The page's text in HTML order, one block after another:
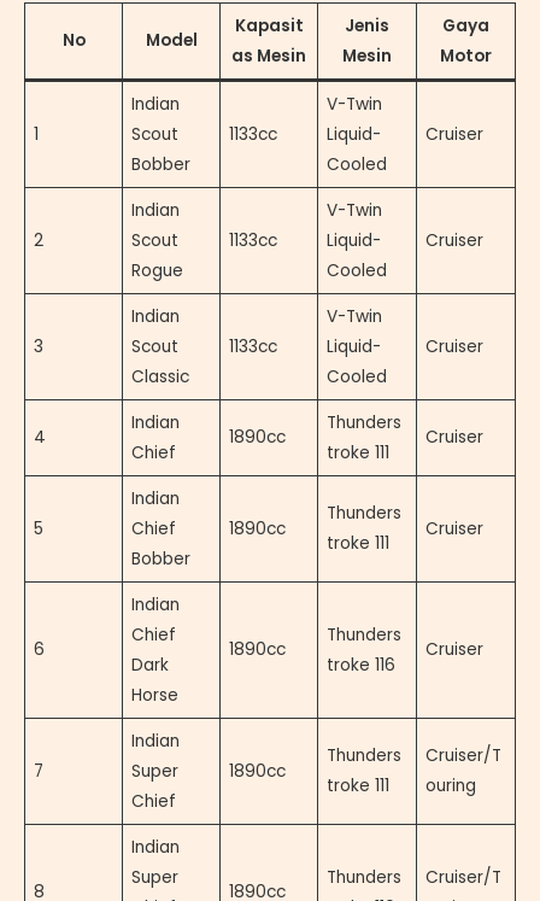
No Model
Kapasit
as Mesin
Jenis
Mesin
Gaya
Motor
1
Indian
Scout
Bobber
1133cc
V-Twin
Liquid-
Cooled
Cruiser
2
Indian
Scout
Rogue
1133cc
V-Twin
Liquid-
Cooled
Cruiser
3
Indian
Scout
Classic
1133cc
V-Twin
Liquid-
Cooled
Cruiser
4
Indian
Chief
1890cc
Thunders
troke 111
Cruiser
5
Indian
Chief
Bobber
1890cc
Thunders
troke 111
Cruiser
6
Indian
Chief
Dark
Horse
1890cc
Thunders
troke 116
Cruiser
7
Indian
Super
Chief
1890cc
Thunders
troke 111
Cruiser/T
ouring
8
Indian
Super
1890cc
Thunders
Cruiser/T